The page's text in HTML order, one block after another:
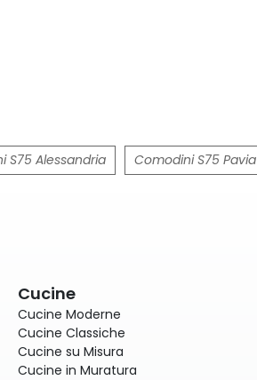
S75 Alessandria Comodini S75 Pavia
Cucine
Cucine Moderne
Cucine Classiche
Cucine su Misura
Cucine in Muratura